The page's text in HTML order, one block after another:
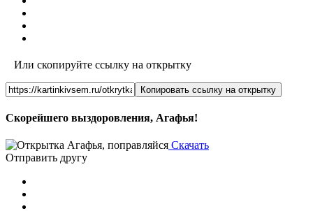
Или скопируйте ссылку на открытку
Копировать ссылку на открытку
Скорейшего выздоровления, Агафья!
Скачать
Отправить другу